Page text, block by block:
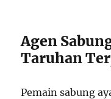
Agen
Taruhan
Pemain sabung